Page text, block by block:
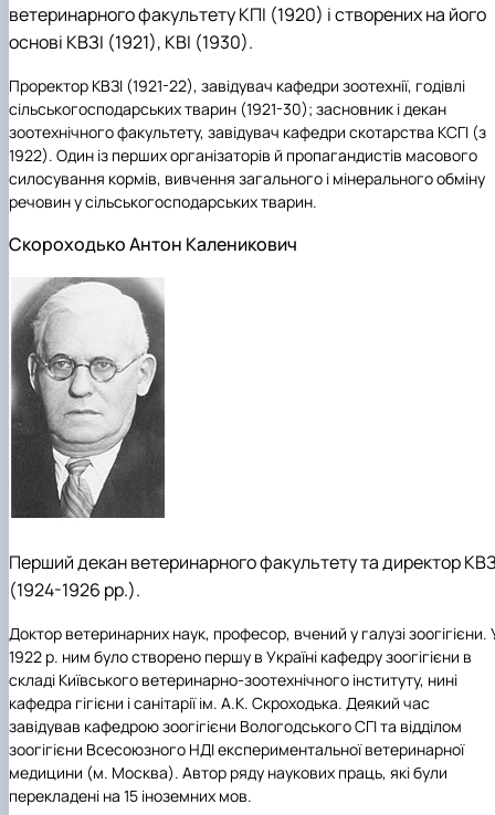
ветеринарного факультету КПІ (1920) і створених на його
основі КВЗІ (1921), КВІ (1930).
Проректор КВЗІ (1921-22), завідувач кафедри зоотехнії, годівлі
сільськогосподарських тварин (1921-30); засновник і декан
зоотехнічного факультету, завідувач кафедри скотарства КСГІ (з
1922). Один із перших організаторів й пропагандистів масового
силосування кормів, вивчення загального і мінерального обміну
речовин у сільськогосподарських тварин.
Скороходько Антон Каленикович
Перший декан ветеринарного факультету та директор
(1924-1926 рр.).
Доктор ветеринарних наук, професор, вчений у галузі зоогігієни.
1922 р. ним було створено першу в Україні кафедру зоогігієни в
складі Київського ветеринарно-зоотехнічного інституту, нині
кафедра гігієни і санітарії ім. А.К. Скроходька. Деякий час
завідував кафедрою зоогігієни Вологодського СГІ та відділом
зоогігієни Всесоюзного НДІ експериментальної ветеринарної
медицини (м. Москва). Автор ряду наукових праць, які були
перекладені на 15 іноземних мов.